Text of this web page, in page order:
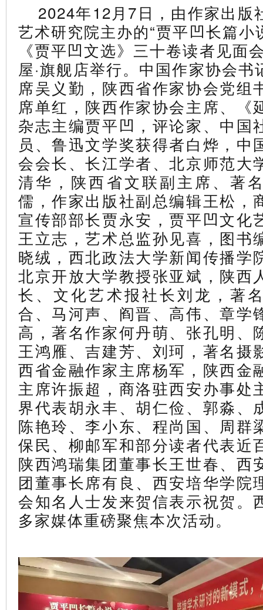
2024年12月7日，由作家出版
艺术研究院主办的“贾平凹长篇小
《贾平凹文选》三十卷读者见面
屋·旗舰店举行。 中国作家协会书
席吴义勤，陕西省作家协会党组
席单红，陕西作家协会主席、《
杂志主编贾平凹，评论家、中国
员、鲁迅文学奖获得者白烨，中
会会长、长江学者、北京师范大
清华，陕西省文联副主席、著
儒，作家出版社副总编辑王松，
宣传部部长贾永安，贾平凹文化
王立志，艺术总监孙见喜，图书
晓绒，西北政法大学新闻传播学
北京开放大学教授张亚斌，陕西
长、文化艺术报社长刘龙，著
合、马河声、阎晋、高伟、章学
高，著名作家何丹萌、张孔明、
王鸿雁、吉建芳、刘珂，著名摄
西省金融作家主席杨军，陕西金
主席许振超，商洛驻西安办事处
界代表胡永丰、胡仁俭、 郭淼、
陈艳玲、李小东、程尚国、 周群
保民、 柳邮军和部分读者代表近
陕西鸿瑞集团董事长王世春、西
团董事长席有良、西安培华学院
会知名人士发来贺信表示祝贺。
多家媒体重磅聚焦本次活动。